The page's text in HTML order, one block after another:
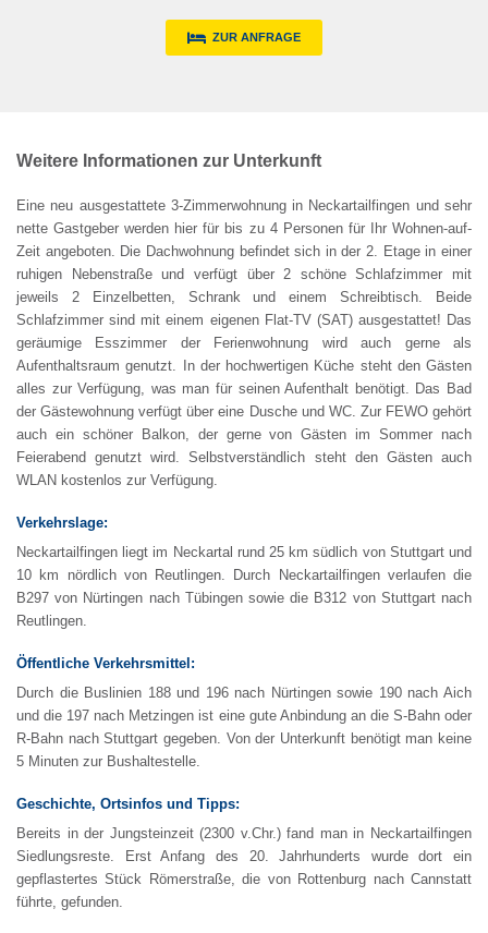
ZUR ANFRAGE
Weitere Informationen zur Unterkunft
Eine neu ausgestattete 3-Zimmerwohnung in Neckartailfingen und sehr
nette Gastgeber werden hier für bis zu 4 Personen für Ihr Wohnen-auf-
Zeit angeboten. Die Dachwohnung befindet sich in der 2. Etage in einer
ruhigen Nebenstraße und verfügt über 2 schöne Schlafzimmer mit
jeweils 2 Einzelbetten, Schrank und einem Schreibtisch. Beide
Schlafzimmer sind mit einem eigenen Flat-TV (SAT) ausgestattet! Das
geräumige Esszimmer der Ferienwohnung wird auch gerne als
Aufenthaltsraum genutzt. In der hochwertigen Küche steht den Gästen
alles zur Verfügung, was man für seinen Aufenthalt benötigt. Das Bad
der Gästewohnung verfügt über eine Dusche und WC. Zur FEWO gehört
auch ein schöner Balkon, der gerne von Gästen im Sommer nach
Feierabend genutzt wird. Selbstverständlich steht den Gästen auch
WLAN kostenlos zur Verfügung.
Verkehrslage:
Neckartailfingen liegt im Neckartal rund 25 km südlich von Stuttgart und
10 km nördlich von Reutlingen. Durch Neckartailfingen verlaufen die
B297 von Nürtingen nach Tübingen sowie die B312 von Stuttgart nach
Reutlingen.
Öffentliche Verkehrsmittel:
Durch die Buslinien 188 und 196 nach Nürtingen sowie 190 nach Aich
und die 197 nach Metzingen ist eine gute Anbindung an die S-Bahn oder
R-Bahn nach Stuttgart gegeben. Von der Unterkunft benötigt man keine
5 Minuten zur Bushaltestelle.
Geschichte, Ortsinfos und Tipps:
Bereits in der Jungsteinzeit (2300 v.Chr.) fand man in Neckartailfingen
Siedlungsreste. Erst Anfang des 20. Jahrhunderts wurde dort ein
gepflastertes Stück Römerstraße, die von Rottenburg nach Cannstatt
führte, gefunden.